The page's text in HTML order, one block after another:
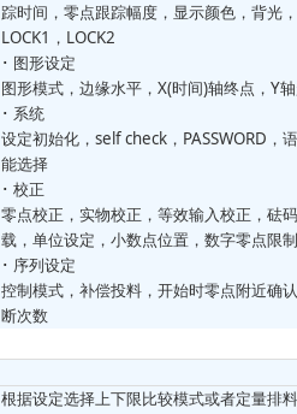
踪时间，零点跟踪幅度，显示颜色，背光
LOCK1，LOCK2
･ 图形设定
图形模式，边缘水平，X(时间)轴终点，Y
･ 系统
设定初始化，self check，PASSWORD，
能选择
･ 校正
零点校正，实物校正，等效输入校正，砝
载，单位设定，小数点位置，数字零点限
･ 序列设定
控制模式，补偿投料，开始时零点附近确
断次数
根据设定选择上下限比较模式或者定量排